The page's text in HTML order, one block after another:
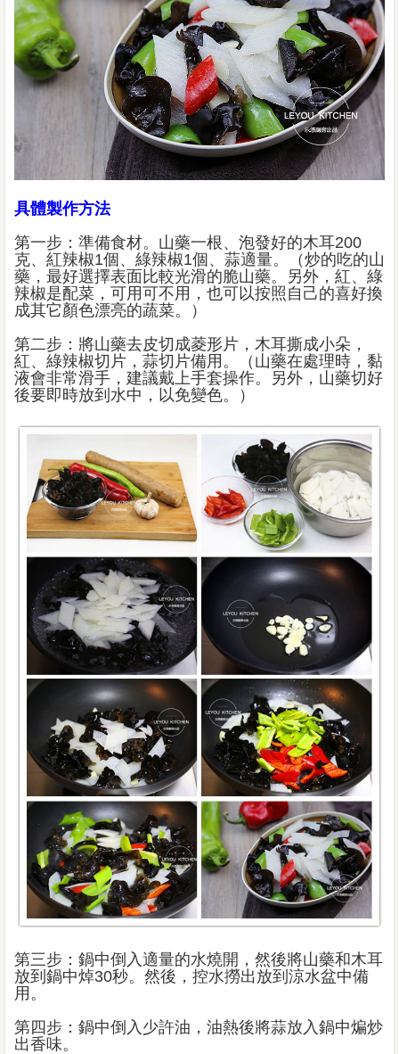
具體製作方法
第一步：準備食材。山藥一根、泡發好的木耳200
克、紅辣椒1個、綠辣椒1個、蒜適量。（炒的吃的山
藥，最好選擇表面比較光滑的脆山藥。另外，紅、綠
辣椒是配菜，可用可不用，也可以按照自己的喜好換
成其它顏色漂亮的蔬菜。）
第二步：將山藥去皮切成菱形片，木耳撕成小朵，
紅、綠辣椒切片，蒜切片備用。（山藥在處理時，黏
液會非常滑手，建議戴上手套操作。另外，山藥切好
後要即時放到水中，以免變色。）
第三步：鍋中倒入適量的水燒開，然後將山藥和木耳
放到鍋中焯30秒。然後，控水撈出放到涼水盆中備
用。
第四步：鍋中倒入少許油，油熱後將蒜放入鍋中煸炒
出香味。